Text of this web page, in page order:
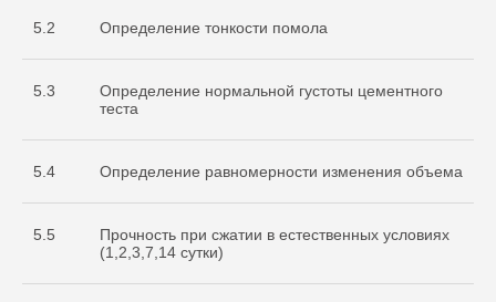
5.2 Определение тонкости помола
5.3
Определение нормальной густоты цементного
теста
5.4 Определение равномерности изменения объема
5.5
Прочность при сжатии в естественных условиях
(1,2,3,7,14 сутки)
Разрешительная
документация